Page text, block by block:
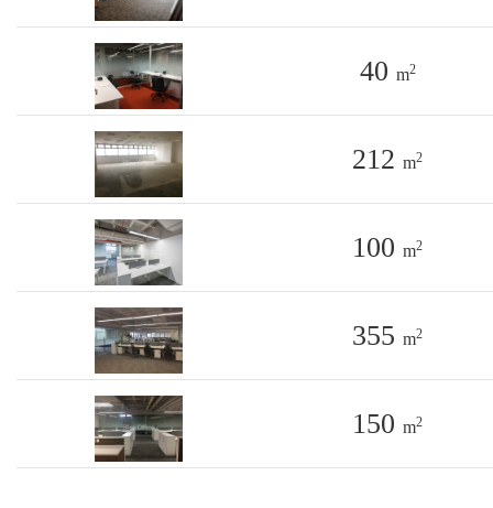
40 m2
212 m2
100 m2
355 m2
150 m2